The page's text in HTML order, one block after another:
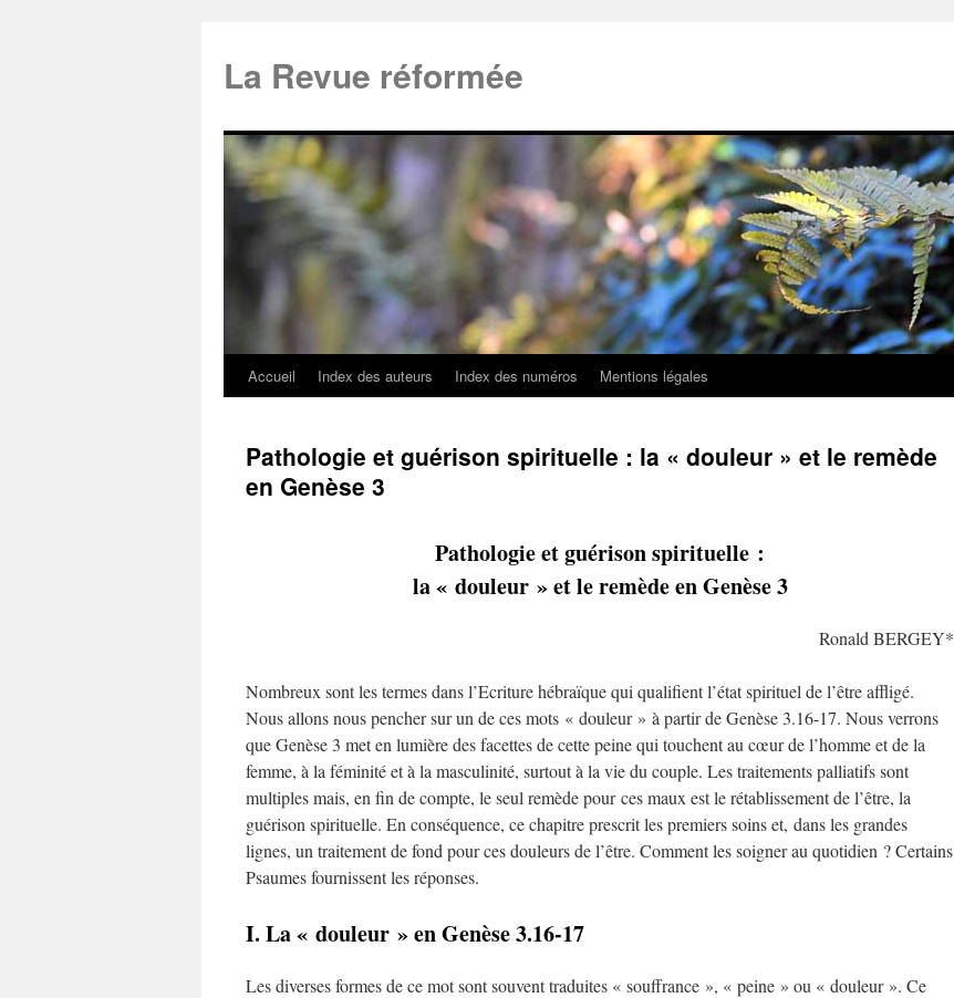
La Revue réformée
Accueil Index des auteurs Index des numéros Mentions légales
Pathologie et guérison spirituelle : la « douleur » et le remède
en Genèse 3
Pathologie et guérison spirituelle :
la « douleur » et le remède en Genèse 3
Ronald BERGEY*
Nombreux sont les termes dans l’Ecriture hébraïque qui qualifient l’état spirituel de l’être affligé.
Nous allons nous pencher sur un de ces mots « douleur » à partir de Genèse 3.16-17. Nous verrons
que Genèse 3 met en lumière des facettes de cette peine qui touchent au cœur de l’homme et de la
femme, à la féminité et à la masculinité, surtout à la vie du couple. Les traitements palliatifs sont
multiples mais, en fin de compte, le seul remède pour ces maux est le rétablissement de l’être, la
guérison spirituelle. En conséquence, ce chapitre prescrit les premiers soins et, dans les grandes
lignes, un traitement de fond pour ces douleurs de l’être. Comment les soigner au quotidien ? Certains
Psaumes fournissent les réponses.
I. La « douleur » en Genèse 3.16-17
Les diverses formes de ce mot sont souvent traduites « souffrance », « peine » ou « douleur ». Ce